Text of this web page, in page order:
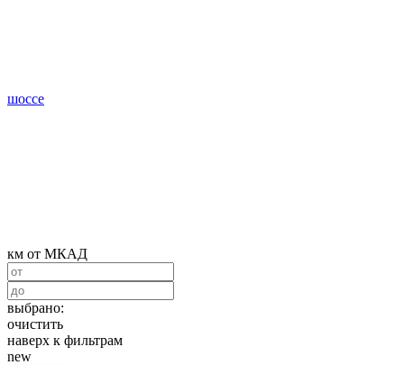
шоссе
км от МКАД
выбрано:
очистить
наверх к фильтрам
new